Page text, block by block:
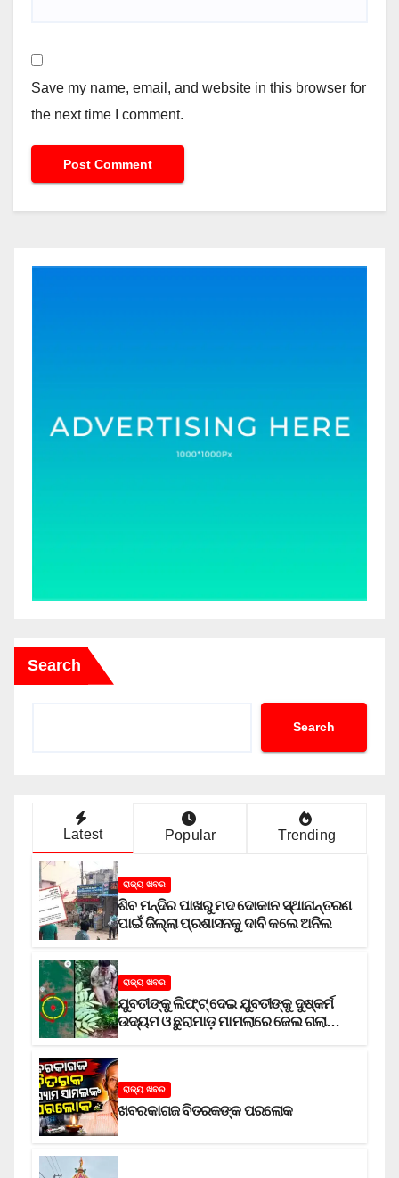
Save my name, email, and website in this browser for
the next time I comment.
Search
Search
Latest Popular Trending
ରାଜ୍ୟ ଖବର
ଶିବ ମନ୍ଦିର ପାଖରୁ ମଦ ଦୋକାନ ସ୍ଥାନାନ୍ତରଣ
ପାଇଁ ଜିଲ୍ଲା ପ୍ରଶାସନକୁ ଦାବି କଲେ ଅନିଲ
ରାଜ୍ୟ ଖବର
ଯୁବତୀଙ୍କୁ ଲିଫ୍‌ଟ୍‌ ଦେଇ ଯୁବତୀଙ୍କୁ ଦୁଷ୍କର୍ମ
ଉଦ୍ୟମ ଓ ଛୁରାମାଡ଼ ମାମଲାରେ ଜେଲ ଗଲା
ରାଜ୍ୟ ଖବର
ଖବରକାଗଜ ବିତରକଙ୍କ ପରଲୋକ